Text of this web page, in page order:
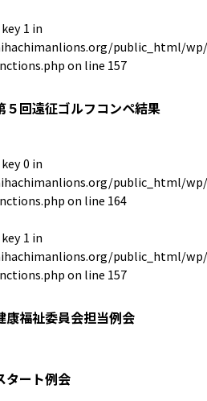
1 in
public_html/
on line 157
５回遠征ゴルフコンペ結果
0 in
public_html/
on line 164
1 in
public_html/
on line 157
康福祉委員会担当例会
タート例会